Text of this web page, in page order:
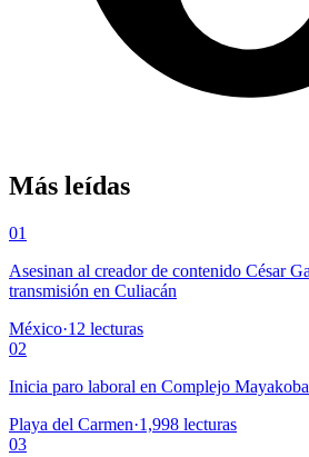
Más leídas
01
Asesinan al creador de contenido César
transmisión en Culiacán
México·12 lecturas
02
Inicia paro laboral en Complejo
Playa del Carmen·1,998 lecturas
03